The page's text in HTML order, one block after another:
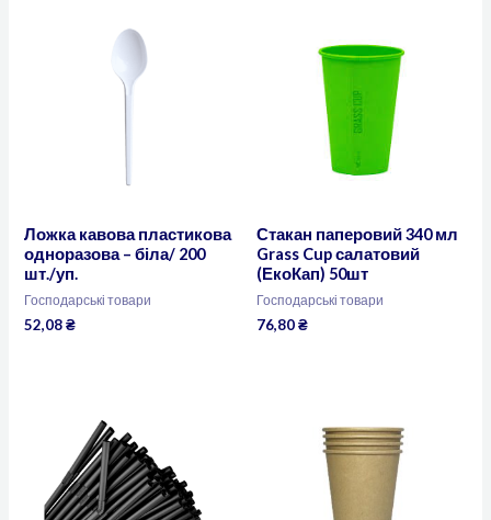
Ложка кавова пластикова
одноразова – біла/ 200
шт./уп.
Господарські товари
52,08₴
Стакан паперовий 340 мл
Grass Cup салатовий
(ЕкоКап) 50шт
Господарські товари
76,80₴